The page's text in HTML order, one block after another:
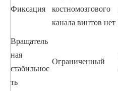
Фиксация
костномозгового
канала винтов нет.
Вращатель
ная
стабильнос
ть
Ограниченный